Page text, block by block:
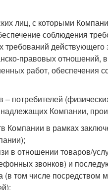
лиц, с которыми
соблюдения
требований
правовых отношений,
работ, обеспечения
потребителей
Компании,
Компании в рамках
в отношении товаров/
звонков) и
(в том числе